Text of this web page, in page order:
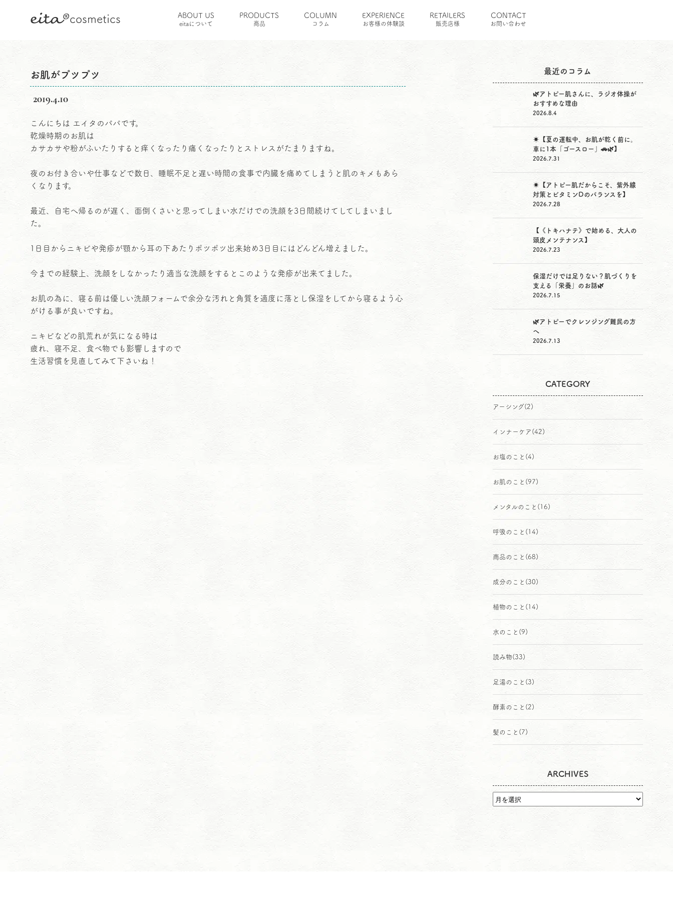
eita®cosmetics ABOUT US
eitaについて
PRODUCTS
商品
COLUMN
コラム
EXPERIENCE
お客様の体験談
RETAILERS
販売店様
CONTACT
お問い合わせ
HOME コラム お肌のこと お肌がプツプツ
お肌がプツプツ
2019.4.10
お肌がプツプツ
こんにちは エイタのパパです。
乾燥時期のお肌は
カサカサや粉がふいたりすると痒くなったり痛くなったりとストレスがたまりますね。
夜のお付き合いや仕事などで数日、睡眠不足と遅い時間の食事で内臓を痛めてしまうと肌のキメもあら
くなります。
最近、自宅へ帰るのが遅く、面倒くさいと思ってしまい水だけでの洗顔を3日間続けてしてしまいまし
た。
1日目からニキビや発疹が顎から耳の下あたりポツポツ出来始め3日目にはどんどん増えました。
今までの経験上、洗顔をしなかったり適当な洗顔をするとこのような発疹が出来てました。
お肌の為に、寝る前は優しい洗顔フォームで余分な汚れと角質を適度に落とし保湿をしてから寝るよう心
がける事が良いですね。
ニキビなどの肌荒れが気になる時は
疲れ、寝不足、食べ物でも影響しますので
生活習慣を見直してみて下さいね！
最近のコラム
🌿アトピー肌さんに、ラジオ体操が
おすすめな理由
2026.8.4
☀️【夏の運転中、お肌が乾く前に。
車に1本「ゴースロー」🚗🌿】
2026.7.31
☀️【アトピー肌だからこそ、紫外線
対策とビタミンDのバランスを】
2026.7.28
【《トキハナテ》で始める、大人の
頭皮メンテナンス】
2026.7.23
保湿だけでは足りない？肌づくりを
支える「栄養」のお話🌿
2026.7.15
🌿アトピーでクレンジング難民の方
へ
2026.7.13
CATEGORY
アーシング(2)
インナーケア (42)
お塩のこと (4)
お肌のこと (97)
メンタルのこと (16)
呼吸のこと (14)
商品のこと (68)
成分のこと (30)
植物のこと (14)
水のこと (9)
読み物(33)
足湯のこと (3)
酵素のこと (2)
髪のこと (7)
ARCHIVES